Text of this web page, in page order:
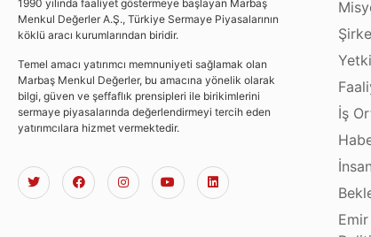
1990 yılında faaliyet göstermeye başlayan Marbaş
Menkul Değerler A.Ş., Türkiye Sermaye Piyasalarının
köklü aracı kurumlarından biridir.
Temel amacı yatırımcı memnuniyeti sağlamak olan
Marbaş Menkul Değerler, bu amacına yönelik olarak
bilgi, güven ve şeffaflık prensipleri ile birikimlerini
sermaye piyasalarında değerlendirmeyi tercih eden
yatırımcılara hizmet vermektedir.
İş